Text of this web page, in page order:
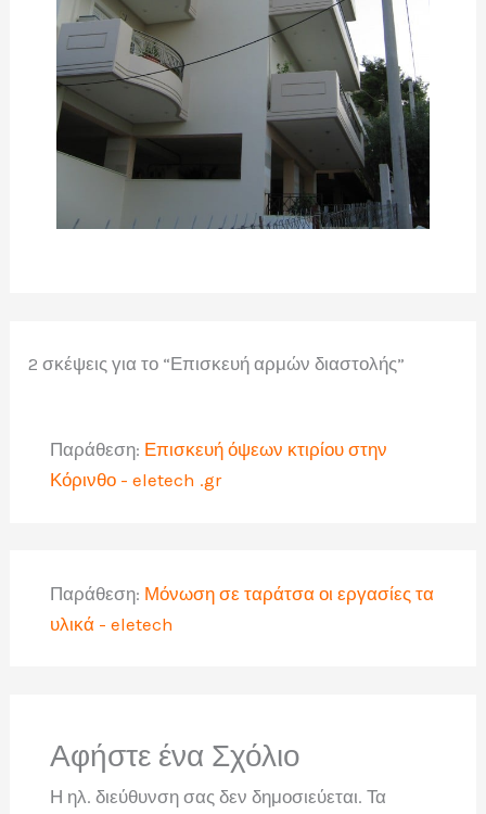
2 σκέψεις για το “Επισκευή αρμών διαστολής”
Παράθεση: Επισκευή όψεων κτιρίου στην
Κόρινθο - eletech .gr
Παράθεση: Μόνωση σε ταράτσα οι εργασίες τα
υλικά - eletech
Αφήστε ένα Σχόλιο
Η ηλ. διεύθυνση σας δεν δημοσιεύεται. Τα